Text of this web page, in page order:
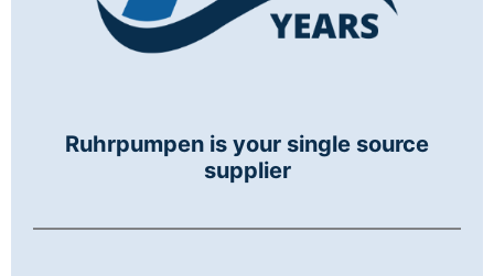
Ruhrpumpen is your single source
supplier